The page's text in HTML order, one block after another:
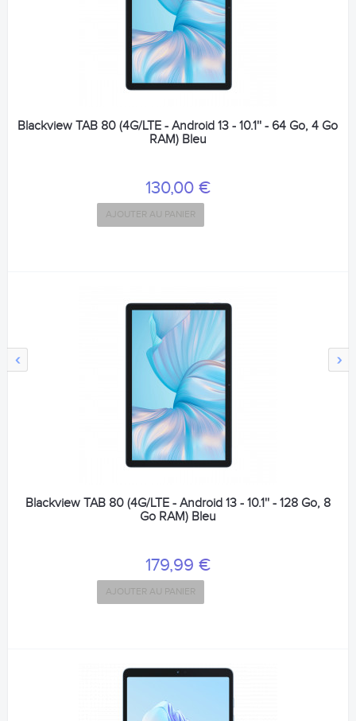
‹ ›
Blackview TAB 80 (4G/LTE - Android 13 - 10.1'' - 64 Go, 4 Go
RAM) Bleu
130,00 €
AJOUTER AU PANIER
Blackview TAB 80 (4G/LTE - Android 13 - 10.1'' - 128 Go, 8
Go RAM) Bleu
179,99 €
AJOUTER AU PANIER